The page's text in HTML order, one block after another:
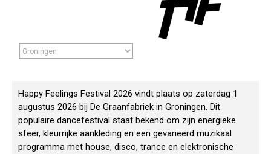
Happy Feelings Festival 2026 vindt plaats op zaterdag 1
augustus 2026 bij De Graanfabriek in Groningen. Dit
populaire dancefestival staat bekend om zijn energieke
sfeer, kleurrijke aankleding en een gevarieerd muzikaal
programma met house, disco, trance en elektronische